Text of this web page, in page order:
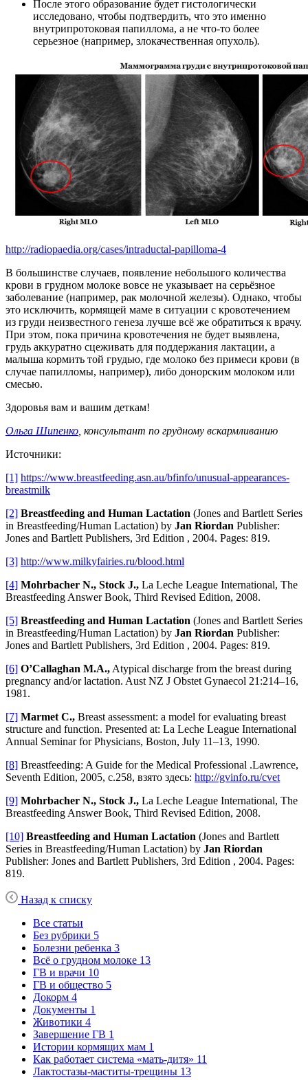
После этого образование будет гистологически
исследовано, чтобы подтвердить, что это именно
внутрипротоковая папиллома, а не что-то более
серьезное (например, злокачественная опухоль).
http://radiopaedia.org/cases/intraductal-papilloma-4
В большинстве случаев, появление небольшого количества
крови в грудном молоке вовсе не указывает на серьёзное
заболевание (например, рак молочной железы). Однако, чтобы
это исключить, кормящей маме в ситуации с кровотечением
из груди неизвестного генеза лучше всё же обратиться к врачу.
При этом, пока причина кровотечения не будет выявлена,
грудь аккуратно сцеживать для поддержания лактации, а
малыша кормить той грудью, где молоко без примеси крови (в
случае папилломы, например), либо донорским молоком или
смесью.
Здоровья вам и вашим деткам!
Ольга Шипенко , консультант по грудному вскармливанию
Источники:
[1] https://www.breastfeeding.asn.au/bfinfo/unusual-appearances-
breastmilk
[2] Breastfeeding and Human Lactation (Jones and Bartlett Series
in Breastfeeding/Human Lactation) by Jan Riordan Publisher:
Jones and Bartlett Publishers, 3rd Edition , 2004. Pages: 819.
[3] http://www.milkyfairies.ru/blood.html
[4] Mohrbacher N., Stock J., La Leche League International, The
Breastfeeding Answer Book, Third Revised Edition, 2008.
[5] Breastfeeding and Human Lactation (Jones and Bartlett Series
in Breastfeeding/Human Lactation) by Jan Riordan Publisher:
Jones and Bartlett Publishers, 3rd Edition , 2004. Pages: 819.
[6] O’Callaghan M.A., Atypical discharge from the breast during
pregnancy and/or lactation. Aust NZ J Obstet Gynaecol 21:214–16,
1981.
[7] Marmet C., Breast assessment: a model for evaluating breast
structure and function. Presented at: La Leche League International
Annual Seminar for Physicians, Boston, July 11–13, 1990.
[8] Breastfeeding: A Guide for the Medical Professional .Lawrence,
Seventh Edition, 2005, с.258, взято здесь: http://gvinfo.ru/cvet
[9] Mohrbacher N., Stock J., La Leche League International, The
Breastfeeding Answer Book, Third Revised Edition, 2008.
[10] Breastfeeding and Human Lactation (Jones and Bartlett
Series in Breastfeeding/Human Lactation) by Jan Riordan
Publisher: Jones and Bartlett Publishers, 3rd Edition , 2004. Pages:
819.
Назад к списку
Все статьи
Без рубрики 5
Болезни ребенка 3
Всё о грудном молоке 13
ГВ и врачи 10
ГВ и общество 5
Докорм 4
Документы 1
Животики 4
Завершение ГВ 1
Истории кормящих мам 1
Как работает система «мать-дитя» 11
Лактостазы-маститы-трещины 13